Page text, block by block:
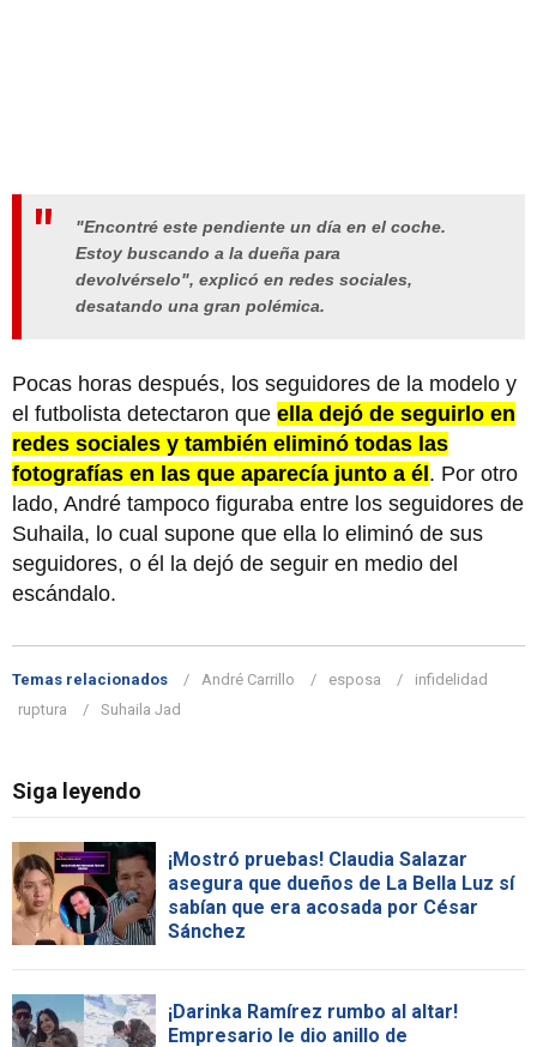
"Encontré este pendiente un día en el coche.
Estoy buscando a la dueña para
devolvérselo", explicó en redes sociales,
desatando una gran polémica.
Pocas horas después, los seguidores de la modelo y
el futbolista detectaron que ella dejó de seguirlo en
redes sociales y también eliminó todas las
fotografías en las que aparecía junto a él . Por otro
lado, André tampoco figuraba entre los seguidores de
Suhaila, lo cual supone que ella lo eliminó de sus
seguidores, o él la dejó de seguir en medio del
escándalo.
Temas relacionados André Carrillo esposa
infidelidad
ruptura
Suhaila Jad
Siga leyendo
¡Mostró pruebas! Claudia Salazar
asegura que dueños de La Bella Luz sí
sabían que era acosada por César
Sánchez
¡Darinka Ramírez rumbo al altar!
Empresario le dio anillo de